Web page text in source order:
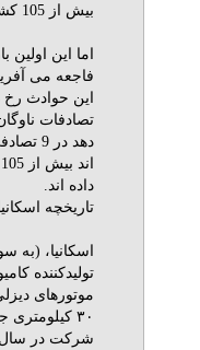
بیش از 105 کشته در تصادفهای 9 اسکانیا
اما این اولین
فاجعه می
این حوادث
تصادفات
دهد در
داده اند.
تاریخچه
تولیدکننده
موتورهای
۳۰